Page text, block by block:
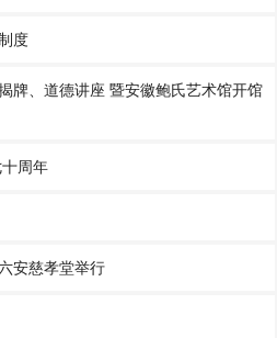
度
牌、道德讲座 暨安徽鲍氏艺术馆开馆
周年
安慈孝堂举行